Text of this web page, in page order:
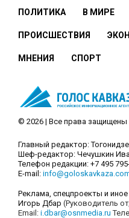
ПОЛИТИКА В МИРЕ
ПРОИСШЕСТВИЯ
МНЕНИЯ СПОРТ
© 2026 | Все права защищены
Главный редактор:
Шеф-редактор: Чечушкин
Телефон редакции: +7 495
E-mail:
Реклама, спецпроекты и
Игорь Дбар (Руководитель
Email: i.dbar@osnmedia.ru